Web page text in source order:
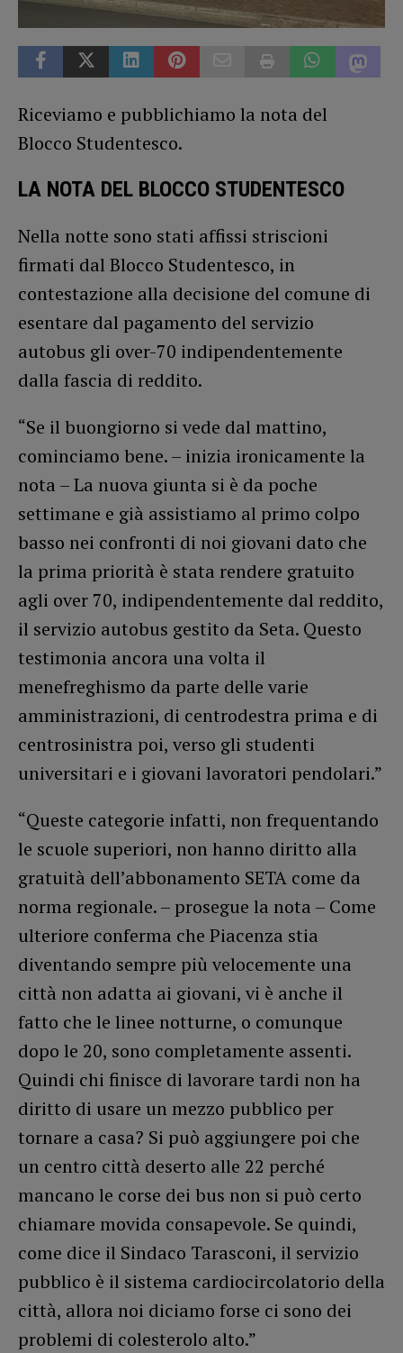
Riceviamo e pubblichiamo la nota del
Blocco Studentesco.
LA NOTA DEL BLOCCO STUDENTESCO
Nella notte sono stati affissi striscioni
firmati dal Blocco Studentesco, in
contestazione alla decisione del comune di
esentare dal pagamento del servizio
autobus gli over-70 indipendentemente
dalla fascia di reddito.
“Se il buongiorno si vede dal mattino,
cominciamo bene. – inizia ironicamente la
nota – La nuova giunta si è da poche
settimane e già assistiamo al primo colpo
basso nei confronti di noi giovani dato che
la prima priorità è stata rendere gratuito
agli over 70, indipendentemente dal reddito,
il servizio autobus gestito da Seta. Questo
testimonia ancora una volta il
menefreghismo da parte delle varie
amministrazioni, di centrodestra prima e di
centrosinistra poi, verso gli studenti
universitari e i giovani lavoratori pendolari.”
“Queste categorie infatti, non frequentando
le scuole superiori, non hanno diritto alla
gratuità dell’abbonamento SETA come da
norma regionale. – prosegue la nota – Come
ulteriore conferma che Piacenza stia
diventando sempre più velocemente una
città non adatta ai giovani, vi è anche il
fatto che le linee notturne, o comunque
dopo le 20, sono completamente assenti.
Quindi chi finisce di lavorare tardi non ha
diritto di usare un mezzo pubblico per
tornare a casa? Si può aggiungere poi che
un centro città deserto alle 22 perché
mancano le corse dei bus non si può certo
chiamare movida consapevole. Se quindi,
come dice il Sindaco Tarasconi, il servizio
pubblico è il sistema cardiocircolatorio della
città, allora noi diciamo forse ci sono dei
problemi di colesterolo alto.”